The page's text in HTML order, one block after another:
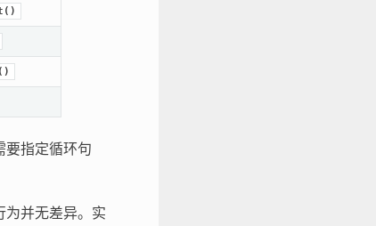
要指定循环句
为并无差异。实